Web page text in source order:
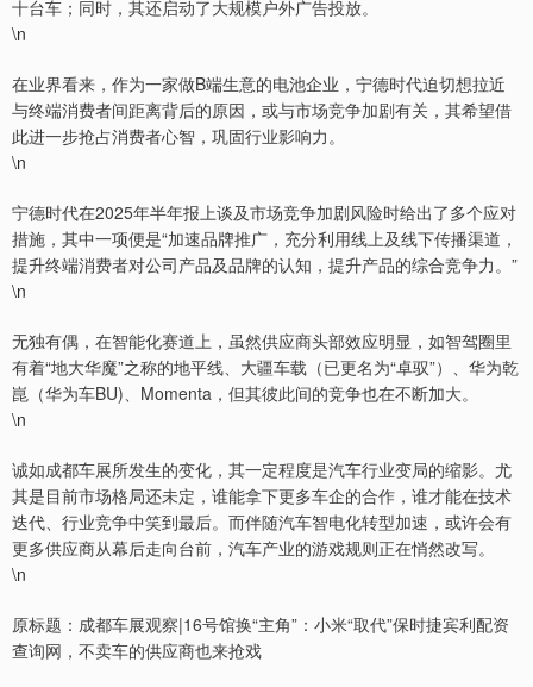
十台车；同时，其还启动了大规模户外广告投放。
\n
在业界看来，作为一家做B端生意的电池企业，宁德时代迫切想拉近
与终端消费者间距离背后的原因，或与市场竞争加剧有关，其希望借
此进一步抢占消费者心智，巩固行业影响力。
\n
宁德时代在2025年半年报上谈及市场竞争加剧风险时给出了多个应对
措施，其中一项便是“加速品牌推广，充分利用线上及线下传播渠道，
提升终端消费者对公司产品及品牌的认知，提升产品的综合竞争力。”
\n
无独有偶，在智能化赛道上，虽然供应商头部效应明显，如智驾圈里
有着“地大华魔”之称的地平线、大疆车载（已更名为“卓驭”）、华为乾
崑（华为车BU)、Momenta，但其彼此间的竞争也在不断加大。
\n
诚如成都车展所发生的变化，其一定程度是汽车行业变局的缩影。尤
其是目前市场格局还未定，谁能拿下更多车企的合作，谁才能在技术
迭代、行业竞争中笑到最后。而伴随汽车智电化转型加速，或许会有
更多供应商从幕后走向台前，汽车产业的游戏规则正在悄然改写。
\n
原标题：成都车展观察|16号馆换“主角”：小米“取代”保时捷宾利配资
查询网，不卖车的供应商也来抢戏